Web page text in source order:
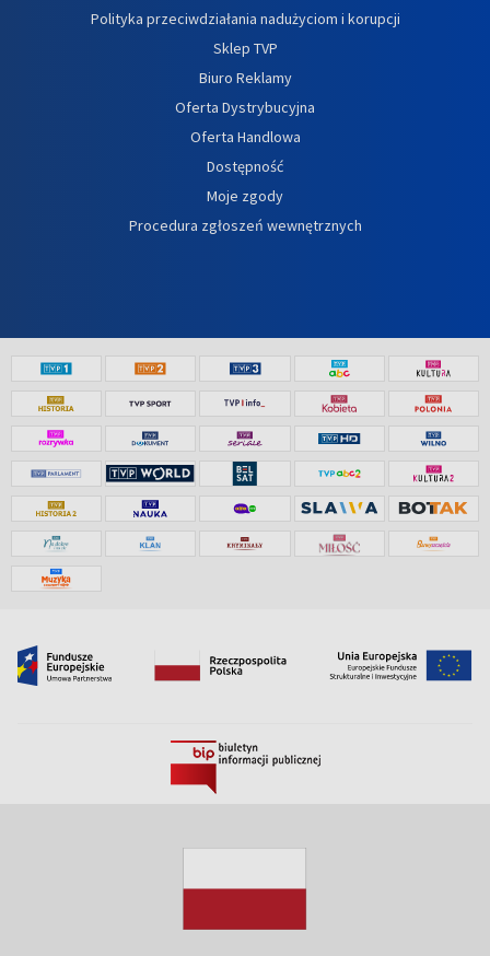
Polityka przeciwdziałania nadużyciom i korupcji
Sklep TVP
Biuro Reklamy
Oferta Dystrybucyjna
Oferta Handlowa
Dostępność
Moje zgody
Procedura zgłoszeń wewnętrznych